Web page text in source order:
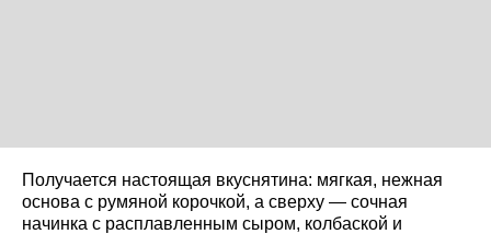
Получается настоящая вкуснятина: мягкая, нежная
основа с румяной корочкой, а сверху — сочная
начинка с расплавленным сыром, колбаской и